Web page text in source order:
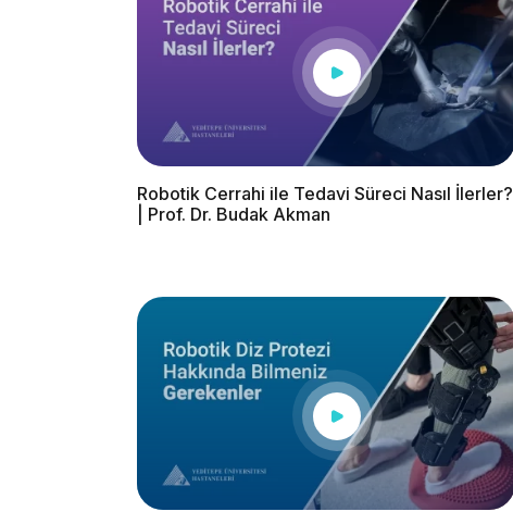
Robotik Cerrahi ile Tedavi Süreci Nasıl İlerler?
| Prof. Dr. Budak Akman